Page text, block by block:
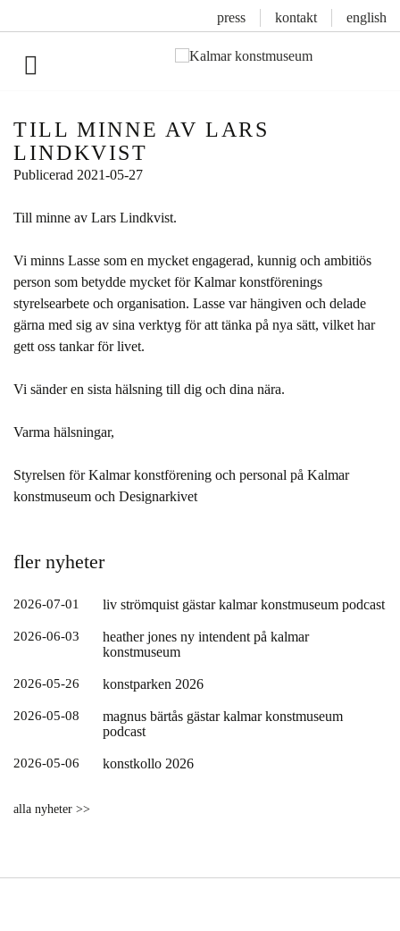
press kontakt english
TILL MINNE AV LARS
LINDKVIST
Publicerad 2021-05-27
Till minne av Lars Lindkvist.
Vi minns Lasse som en mycket engagerad, kunnig och ambitiös
person som betydde mycket för Kalmar konstförenings
styrelsearbete och organisation. Lasse var hängiven och delade
gärna med sig av sina verktyg för att tänka på nya sätt, vilket har
gett oss tankar för livet.
Vi sänder en sista hälsning till dig och dina nära.
Varma hälsningar,
Styrelsen för Kalmar konstförening och personal på Kalmar
konstmuseum och Designarkivet
fler nyheter
2026-07-01 liv strömquist gästar kalmar konstmuseum podcast
2026-06-03
heather jones ny intendent på kalmar
konstmuseum
2026-05-26 konstparken 2026
2026-05-08
magnus bärtås gästar kalmar konstmuseum
podcast
2026-05-06 konstkollo 2026
alla nyheter >>